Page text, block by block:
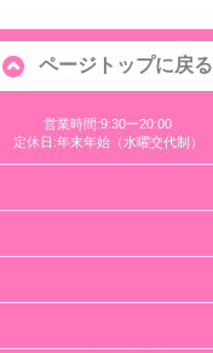
ページトップに戻る
営業時間:9:30ー20:00
定休日:年末年始（水曜交代制）